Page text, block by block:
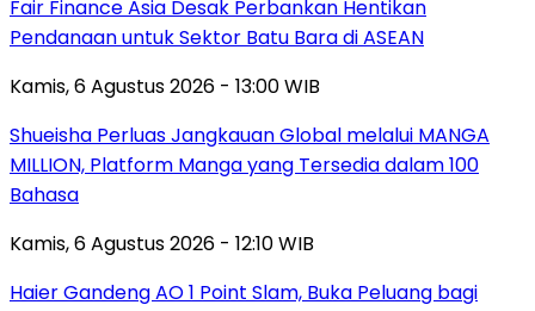
Fair Finance Asia Desak Perbankan Hentikan
Pendanaan untuk Sektor Batu Bara di ASEAN
Kamis, 6 Agustus 2026 - 13:00 WIB
Shueisha Perluas Jangkauan Global melalui MANGA
MILLION, Platform Manga yang Tersedia dalam 100
Bahasa
Kamis, 6 Agustus 2026 - 12:10 WIB
Haier Gandeng AO 1 Point Slam, Buka Peluang bagi